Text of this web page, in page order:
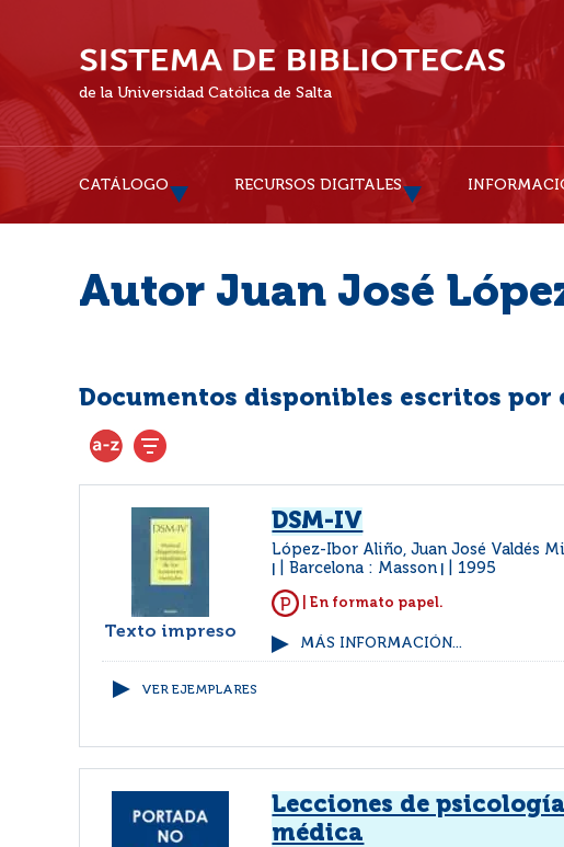
de la Universidad Católica de Salta
CATÁLOGO RECURSOS DIGITALES
Autor Juan José
Documentos disponibles escritos por
Texto impreso
DSM-IV
López-Ibor Aliño, Juan José Valdés
Barcelona : Masson 1995
| En formato papel.
MÁS INFORMACIÓN...
VER EJEMPLARES
Lecciones de psicología
médica